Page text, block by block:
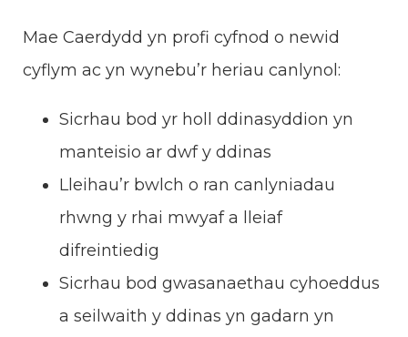
Mae Caerdydd yn profi cyfnod o newid
cyflym ac yn wynebu’r heriau canlynol:
Sicrhau bod yr holl ddinasyddion yn
manteisio ar dwf y ddinas
Lleihau’r bwlch o ran canlyniadau
rhwng y rhai mwyaf a lleiaf
difreintiedig
Sicrhau bod gwasanaethau cyhoeddus
a seilwaith y ddinas yn gadarn yn